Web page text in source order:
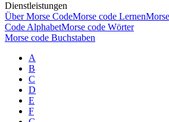
Dienstleistungen
Über Morse CodeMorse code Lernen
Code AlphabetMorse code Wörter
Morse code Buchstaben
A
B
C
D
E
F